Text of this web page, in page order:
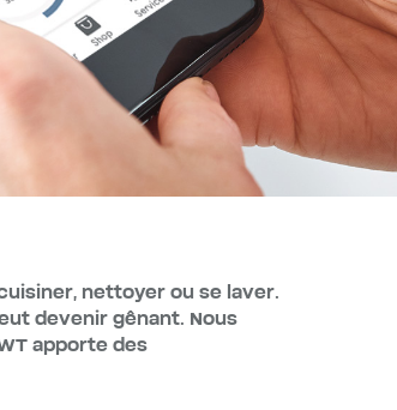
nettoyer ou se laver.
devenir gênant. Nous
apporte des